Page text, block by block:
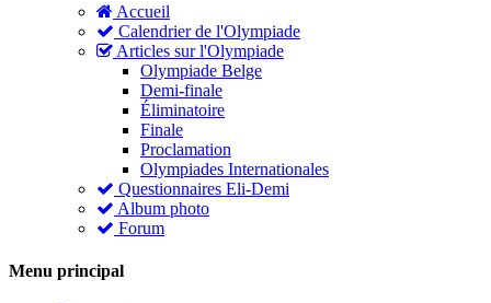
Accueil
Calendrier de l'Olympiade
Articles sur l'Olympiade
Olympiade Belge
Demi-finale
Éliminatoire
Finale
Proclamation
Olympiades Internationales
Questionnaires Eli-Demi
Album photo
Forum
Menu principal